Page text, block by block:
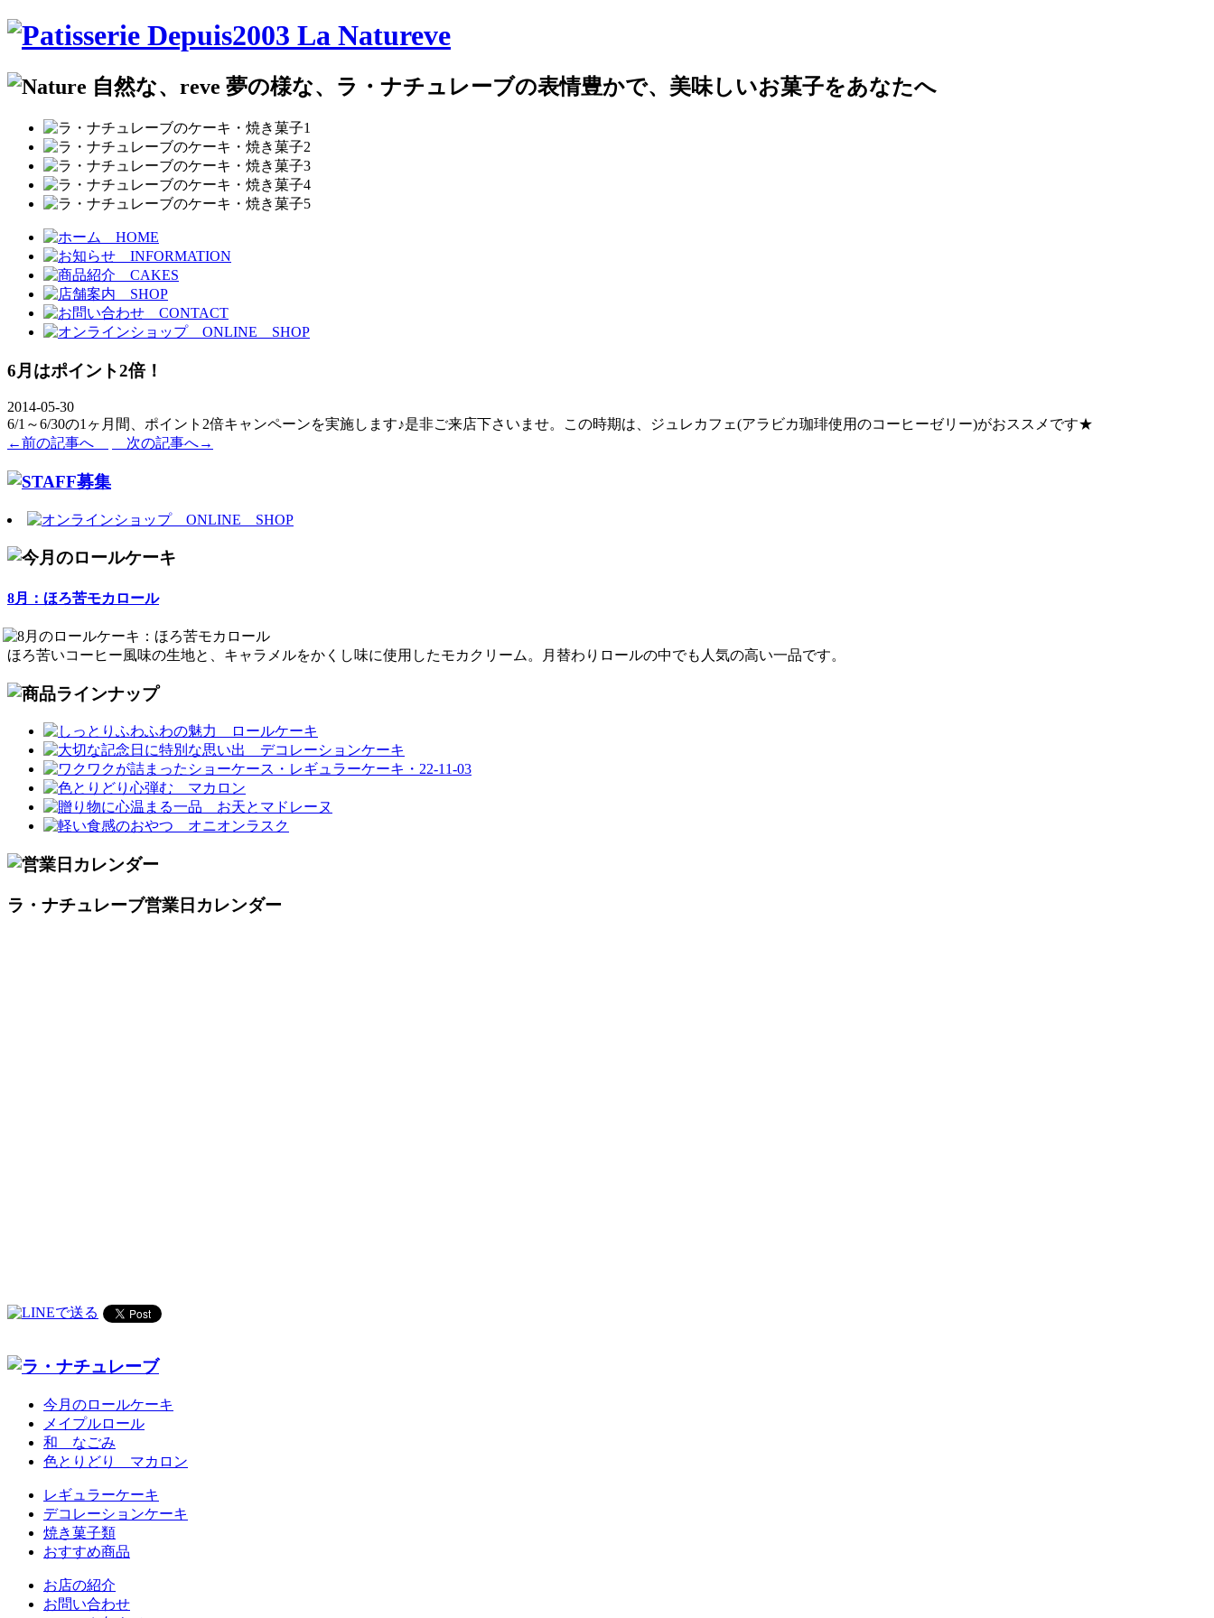
6月はポイント2倍！
2014-05-30
6/1～6/30の1ヶ月間、ポイント2倍キャンペーンを実施します♪是非ご来店下さいませ。この時期は、ジュレカフェ(アラビカ珈琲使用のコーヒーゼリー)がおススメです★
←前の記事へ
次の記事へ→
8月：ほろ苦モカロール
ほろ苦いコーヒー風味の生地と、キャラメルをかくし味に使用したモカクリーム。月替わりロールの中でも人気の高い一品です。
ラ・ナチュレーブ営業日カレンダー
今月のロールケーキ
メイプルロール
和 なごみ
色とりどり マカロン
レギュラーケーキ
デコレーションケーキ
焼き菓子類
おすすめ商品
お店の紹介
お問い合わせ